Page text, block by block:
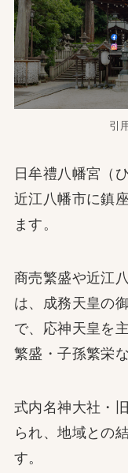
引
日牟禮八幡宮（
近江八幡市に鎮
ます。
商売繁盛や近江
は、成務天皇の
で、応神天皇を
繁盛・子孫繁栄
式内名神大社・
られ、地域との
す。